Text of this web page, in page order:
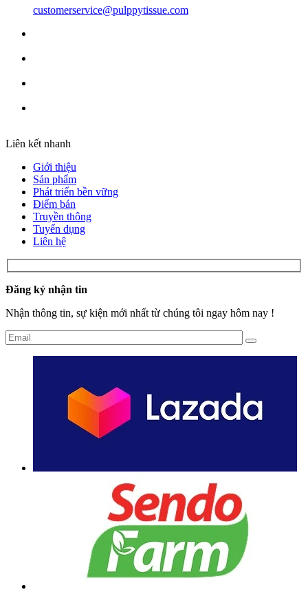
customerservice@pulppytissue.com
Liên kết nhanh
Giới thiệu
Sản phẩm
Phát triển bền vững
Điểm bán
Truyền thông
Tuyển dụng
Liên hệ
Đăng ký nhận tin
Nhận thông tin, sự kiện mới nhất từ chúng tôi ngay hôm nay !